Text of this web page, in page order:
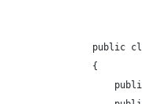
public
{